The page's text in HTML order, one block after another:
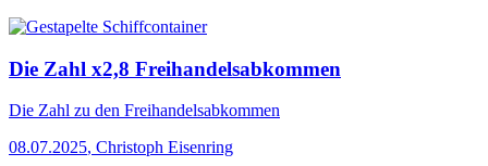
Die Zahl x2,8 Freihandelsabkommen
Die Zahl zu den Freihandelsabkommen
08.07.2025, Christoph Eisenring